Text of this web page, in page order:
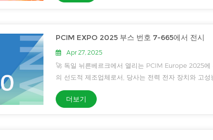
PCIM EXPO 2025 부스 번호 7-665에서 전시
Apr 27, 2025
🚀 독일 뉘른베르크에서 열리는 PCIM Europe 2025
의 선도적 제조업체로서, 당사는 전력 전자 장치와 고
있어 기쁘게 생각합니다.📍 7-665번 부스를 방문하셔
이야기해 보세요....
더보기